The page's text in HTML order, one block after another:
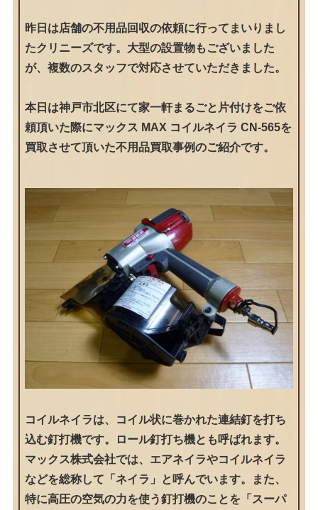
昨日は店舗の不用品回収の依頼に行ってまいりまし
たクリニーズです。大型の設置物もございました
が、複数のスタッフで対応させていただきました。
本日は神戸市北区にて家一軒まるごと片付けをご依
頼頂いた際にマックス MAX コイルネイラ CN-565を
買取させて頂いた不用品買取事例のご紹介です。
コイルネイラは、コイル状に巻かれた連結釘を打ち
込む釘打機です。ロール釘打ち機とも呼ばれます。
マックス株式会社では、エアネイラやコイルネイラ
などを総称して「ネイラ」と呼んでいます。また、
特に高圧の空気の力を使う釘打機のことを「スーパ